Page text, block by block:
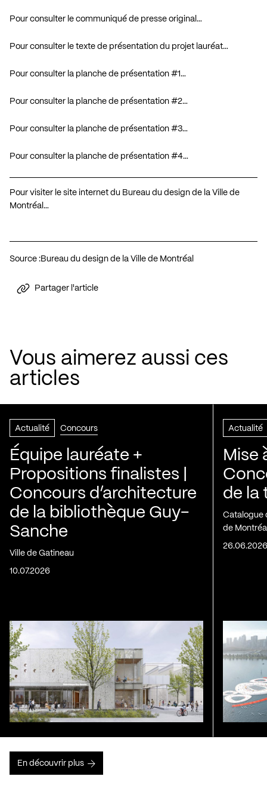
Pour consulter le communiqué de presse original…
Pour consulter le texte de présentation du projet lauréat…
Pour consulter la planche de présentation #1…
Pour consulter la planche de présentation #2…
Pour consulter la planche de présentation #3…
Pour consulter la planche de présentation #4…
Pour visiter le site internet du Bureau du design de la Ville de
Montréal…
Source :Bureau du design de la Ville de Montréal
Partager l'article
Vous aimerez aussi ces
articles
Actualité Concours
Équipe lauréate +
Propositions finalistes |
Concours d’architecture
de la bibliothèque Guy-
Sanche
Ville de Gatineau
10.07.2026
Actualité
Mise
de la
Catalogue
de
En découvrir plus